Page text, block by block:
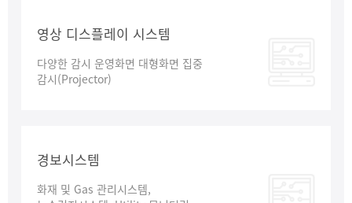
영상 디스플레이 시스템
다양한 감시 운영화면 대형화면 집중
감시(Projector)
경보시스템
화재 및 Gas 관리시스템,